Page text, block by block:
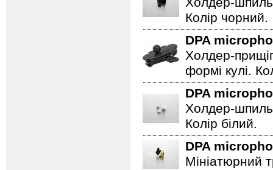
Колір чорний.
DPA
Холдер-
формі кулі.
DPA
Холдер-
Колір білий.
DPA
Мініатюрний